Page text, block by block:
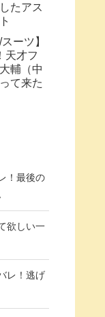
たアス
ーツ】
天才フ
輔（中
て来た
！最後の
欲しい一
レ！逃げ